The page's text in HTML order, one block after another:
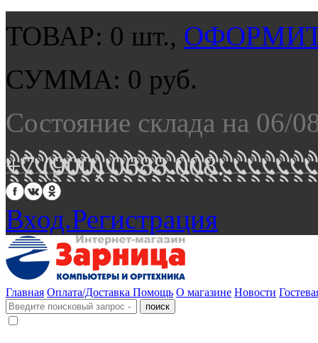
ТОВАР: 0 шт.,
СУММА: 0 руб.
Состояние склада на 06/
+7 (900) 0688 008.
Вход.Регистрация
Главная Оплата/Доставка Помощь О магазине Новости